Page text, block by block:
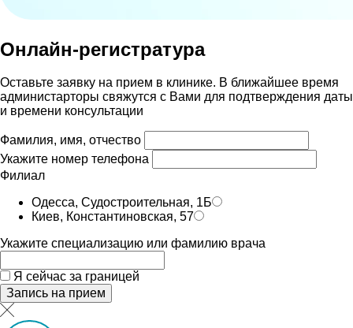
Онлайн-регистратура
Оставьте заявку на прием в клинике. В ближайшее время
администарторы свяжутся с Вами для подтверждения даты
и времени консультации
Фамилия, имя, отчество
Укажите номер телефона
Филиал
Одесса, Судостроительная, 1Б
Киев, Константиновская, 57
Укажите специализацию или фамилию врача
Я сейчас за границей
Запись на прием